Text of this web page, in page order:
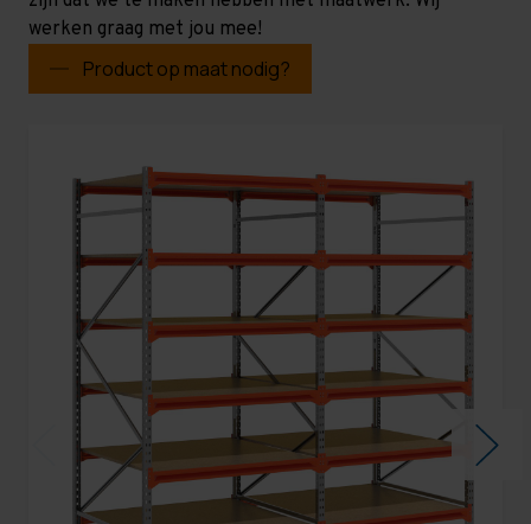
werken graag met jou mee!
Product op maat nodig?